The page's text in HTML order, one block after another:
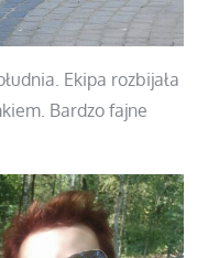
Ekipa rozbijała
Bardzo fajne